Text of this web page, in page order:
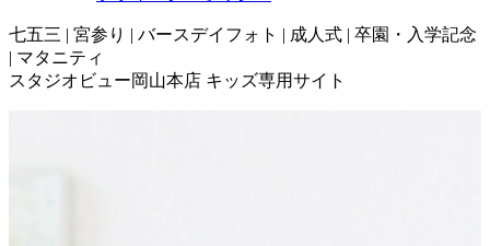
七五三 | 宮参り | バースデイフォト | 成人式 | 卒園・入学記念
| マタニティ
スタジオビュー岡山本店 キッズ専用サイト